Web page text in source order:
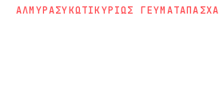
ΑΛΜΥΡΑΣΥΚΩΤΙΚΥΡΙΩΣ ΓΕΥΜΑΤΑΠΑΣΧΑ